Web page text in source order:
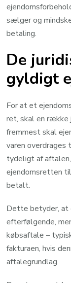
sælger og
betaling.
De
gyldigt
For at et
ret, skal en række
fremmest skal
varen
tydeligt af
ejendomsretten
betalt.
Dette betyder, at
efterfølgende,
købsaftale –
fakturaen, hvis
aftalegrundlag.